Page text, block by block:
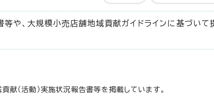
や、大規模小売店舗地域貢献ガイドラインに基づいて
（活動）実施状況報告書等を掲載しています。